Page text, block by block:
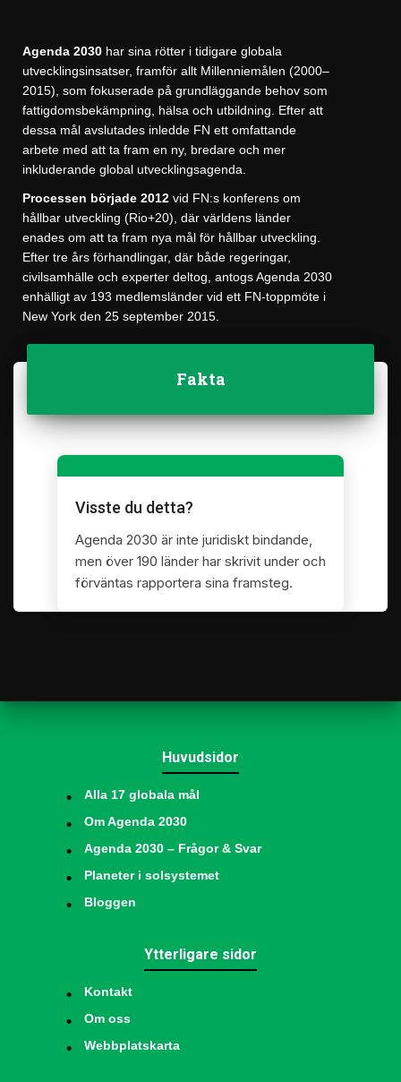
Agenda 2030 har sina rötter i tidigare globala
utvecklingsinsatser, framför allt Millenniemålen (2000–
2015), som fokuserade på grundläggande behov som
fattigdomsbekämpning, hälsa och utbildning. Efter att
dessa mål avslutades inledde FN ett omfattande
arbete med att ta fram en ny, bredare och mer
inkluderande global utvecklingsagenda.
Processen började 2012 vid FN:s konferens om
hållbar utveckling (Rio+20), där världens länder
enades om att ta fram nya mål för hållbar utveckling.
Efter tre års förhandlingar, där både regeringar,
civilsamhälle och experter deltog, antogs Agenda 2030
enhälligt av 193 medlemsländer vid ett FN-toppmöte i
New York den 25 september 2015.
Fakta
Visste du detta?
Agenda 2030 är inte juridiskt bindande,
men över 190 länder har skrivit under och
förväntas rapportera sina framsteg.
Huvudsidor
Alla 17 globala mål
Om Agenda 2030
Agenda 2030 – Frågor & Svar
Planeter i solsystemet
Bloggen
Ytterligare sidor
Kontakt
Om oss
Webbplatskarta